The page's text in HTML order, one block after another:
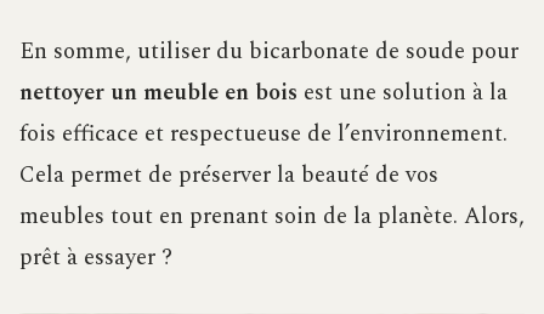
En somme, utiliser du bicarbonate de soude pour
nettoyer un meuble en bois est une solution à la
fois efficace et respectueuse de l’environnement.
Cela permet de préserver la beauté de vos
meubles tout en prenant soin de la planète. Alors,
prêt à essayer ?